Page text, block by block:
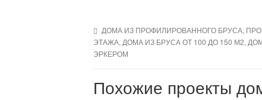
ДОМА ИЗ ПРОФИЛИРОВАННОГО БРУСА,
ЭТАЖА, ДОМА ИЗ БРУСА ОТ 100 ДО 150 М2,
ЭРКЕРОМ
Похожие проекты